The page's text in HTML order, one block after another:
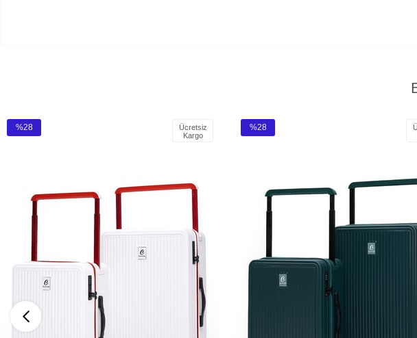
%28
Ücretsiz
Kargo
%28